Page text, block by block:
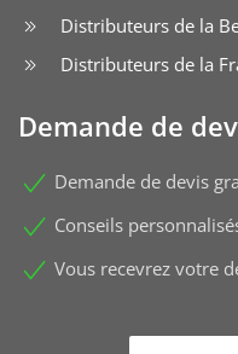
Distributeurs de la
Distributeurs de la
Demande de
Demande de devis
Conseils
Vous recevrez votre